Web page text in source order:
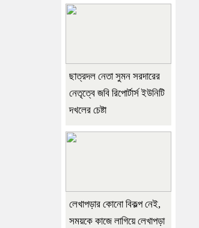
ছাত্রদল নেতা সুমন সরদারের
নেতৃত্বে জবি রিপোর্টার্স ইউনিটি
দখলের চেষ্টা
লেখাপড়ার কোনো বিকল্প নেই,
সময়কে কাজে লাগিয়ে লেখাপড়া